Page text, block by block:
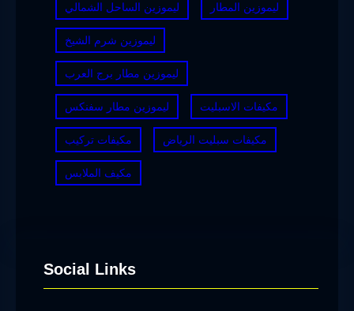
ليموزين الساحل الشمالي ليموزين المطار
ليموزين شرم الشيخ
ليموزين مطار برج العرب
ليموزين مطار سفنكس مكيفات الاسبليت
مكيفات تركيب مكيفات سبليت الرياض
مكيف الملابس
Social Links